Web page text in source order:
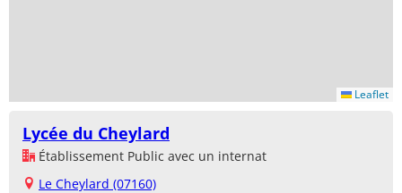
Leaflet
Lycée du Cheylard
Établissement Public avec un internat
Le Cheylard (07160)